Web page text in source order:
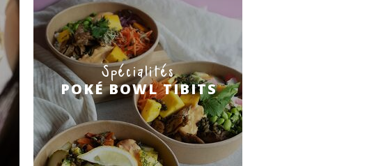
Spécialités
POKÉ BOWL TIBITS